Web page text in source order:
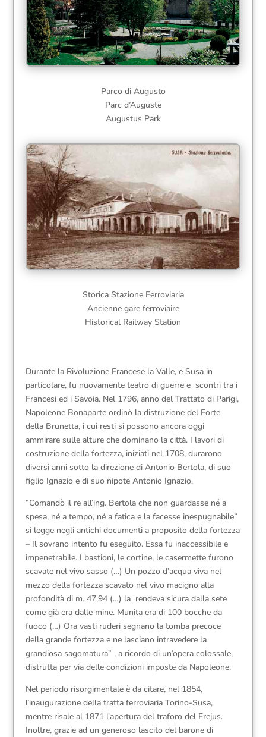
Parco di Augusto
Parc d’Auguste
Augustus Park
Storica Stazione Ferroviaria
Ancienne gare ferroviaire
Historical Railway Station
Durante la Rivoluzione Francese la Valle, e Susa in
particolare, fu nuovamente teatro di guerre e scontri tra i
Francesi ed i Savoia. Nel 1796, anno del Trattato di Parigi,
Napoleone Bonaparte ordinò la distruzione del Forte
della Brunetta, i cui resti si possono ancora oggi
ammirare sulle alture che dominano la città. I lavori di
costruzione della fortezza, iniziati nel 1708, durarono
diversi anni sotto la direzione di Antonio Bertola, di suo
figlio Ignazio e di suo nipote Antonio Ignazio.
“Comandò il re all’ing. Bertola che non guardasse né a
spesa, né a tempo, né a fatica e la facesse inespugnabile”
si legge negli antichi documenti a proposito della fortezza
– Il sovrano intento fu eseguito. Essa fu inaccessibile e
impenetrabile. I bastioni, le cortine, le casermette furono
scavate nel vivo sasso (…) Un pozzo d’acqua viva nel
mezzo della fortezza scavato nel vivo macigno alla
profondità di m. 47,94 (…) la rendeva sicura dalla sete
come già era dalle mine. Munita era di 100 bocche da
fuoco (…) Ora vasti ruderi segnano la tomba precoce
della grande fortezza e ne lasciano intravedere la
grandiosa sagomatura” , a ricordo di un’opera colossale,
distrutta per via delle condizioni imposte da Napoleone.
Nel periodo risorgimentale è da citare, nel 1854,
l’inaugurazione della tratta ferroviaria Torino-Susa,
mentre risale al 1871 l’apertura del traforo del Frejus.
Inoltre, grazie ad un generoso lascito del barone di